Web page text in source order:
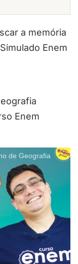
a memória
Enem
Enem
de Geografia